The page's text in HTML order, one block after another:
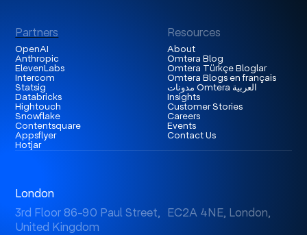
Partners
OpenAI
Anthropic
ElevenLabs
Intercom
Statsig
Databricks
Hightouch
Snowflake
Contentsquare
Appsflyer
Hotjar
Resources
About
Omtera Blog
Omtera Türkçe Bloglar
Omtera Blogs en français
مدونات Omtera العربية
Insights
Customer Stories
Careers
Events
Contact Us
London
3rd Floor 86-90 Paul Street, EC2A 4NE, London,
United Kingdom